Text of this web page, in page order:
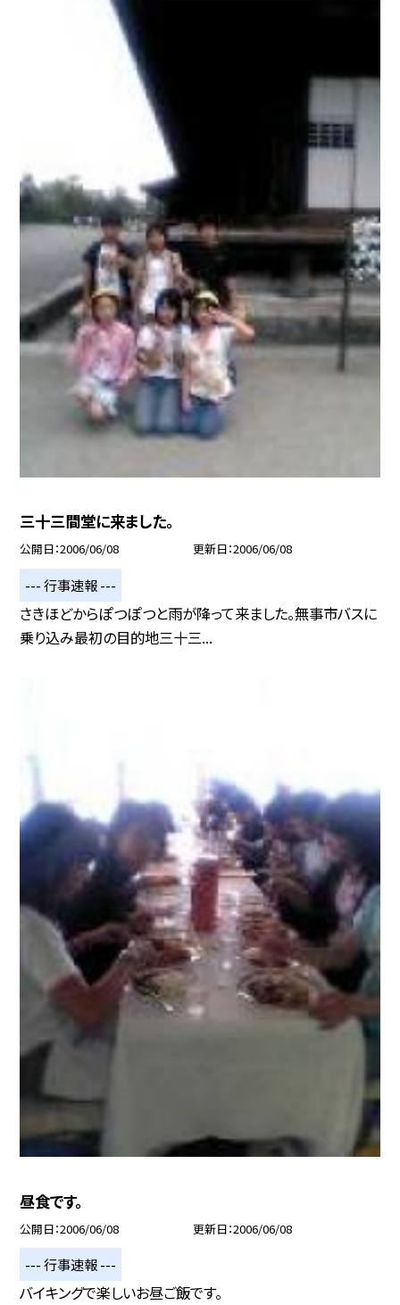
三十三間堂に来ました。
公開日 2006/06/08 更新日 2006/06/08
--- 行事速報 ---
さきほどからぽつぽつと雨が降って来ました。無事市バスに
乗り込み最初の目的地三十三...
昼食です。
公開日 2006/06/08 更新日 2006/06/08
--- 行事速報 ---
バイキングで楽しいお昼ご飯です。